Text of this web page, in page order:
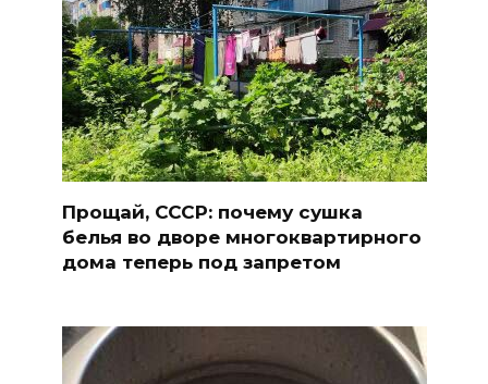
Прощай, СССР: почему сушка
белья во дворе многоквартирного
дома теперь под запретом